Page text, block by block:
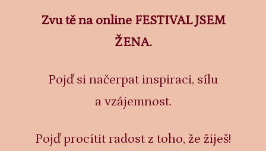
Zvu tě na online FESTIVAL JSEM
ŽENA.
Pojď si načerpat inspiraci, sílu
a vzájemnost.
Pojď procítit radost z toho, že žiješ!